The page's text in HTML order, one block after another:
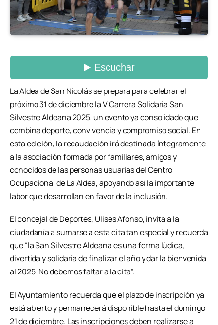
La Aldea de San Nicolás se prepara para celebrar el
próximo 31 de diciembre la V Carrera Solidaria San
Silvestre Aldeana 2025, un evento ya consolidado que
combina deporte, convivencia y compromiso social. En
esta edición, la recaudación irá destinada íntegramente
a la asociación formada por familiares, amigos y
conocidos de las personas usuarias del Centro
Ocupacional de La Aldea, apoyando así la importante
labor que desarrollan en favor de la inclusión.
El concejal de Deportes, Ulises Afonso, invita a la
ciudadanía a sumarse a esta cita tan especial y recuerda
que “la San Silvestre Aldeana es una forma lúdica,
divertida y solidaria de finalizar el año y dar la bienvenida
al 2025. No debemos faltar a la cita”.
El Ayuntamiento recuerda que el plazo de inscripción ya
está abierto y permanecerá disponible hasta el domingo
21 de diciembre. Las inscripciones deben realizarse a